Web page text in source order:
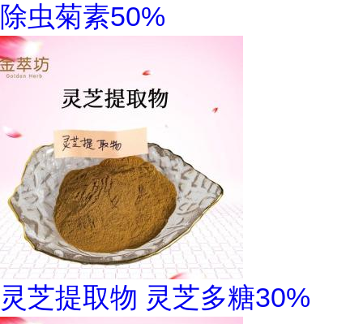
除虫菊素50%
灵芝提取物 灵芝多糖30%